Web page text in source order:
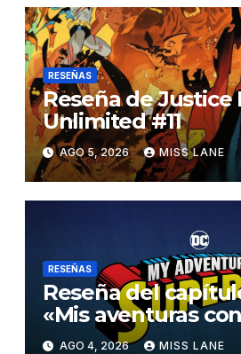
RESEÑAS
Reseña de Justice
Unlimited #11
AGO 5, 2026 MISS LANE
RESEÑAS
Reseña del
«Mis aventuras con
Superman»
AGO 4, 2026 MISS LANE